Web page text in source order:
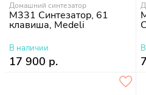
Домашний синтезатор
M331 Синтезатор, 61
клавиша, Medeli
В наличии
17 900 р.